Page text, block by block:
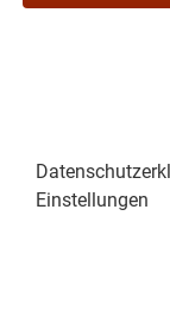
Einstellungen